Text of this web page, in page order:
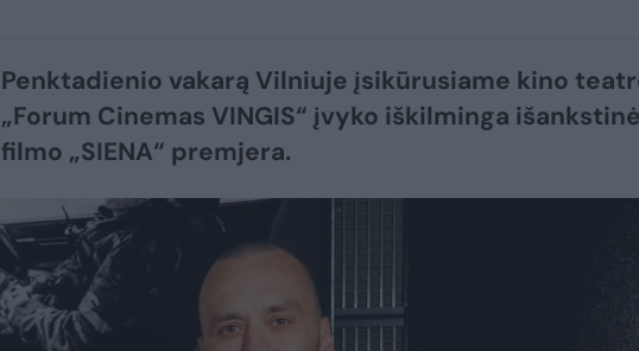
Penktadienio vakarą Vilniuje įsikūrusiame kino
„Forum Cinemas VINGIS“ įvyko iškilminga išankstinė
filmo „SIENA“ premjera.